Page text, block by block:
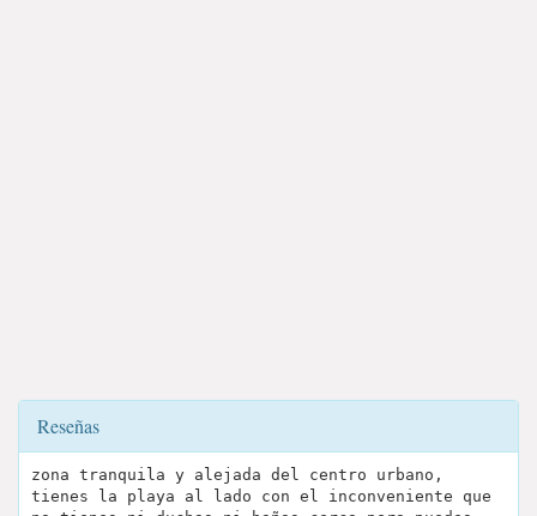
Reseñas
zona tranquila y alejada del centro urbano,
tienes la playa al lado con el inconveniente que